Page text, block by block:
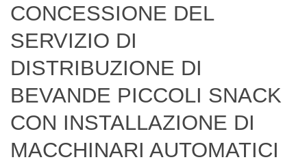
CONCESSIONE DEL
SERVIZIO DI
DISTRIBUZIONE DI
BEVANDE PICCOLI SNACK
CON INSTALLAZIONE DI
MACCHINARI AUTOMATICI